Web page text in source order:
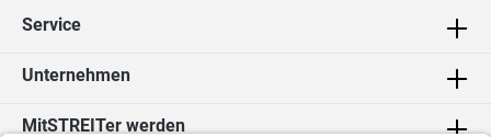
Service
Unternehmen
MitSTREITer werden